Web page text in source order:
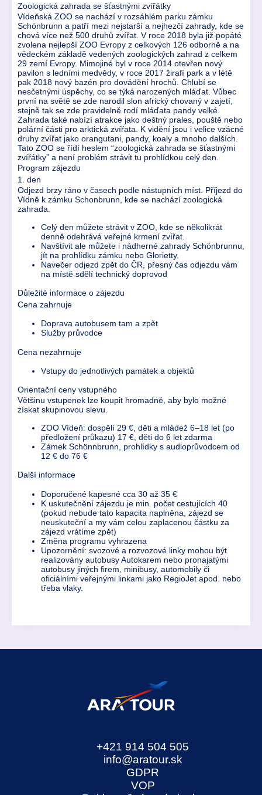
Zoologická zahrada se šťastnými zvířátky
Vídeňská ZOO se nachází v rozsáhlém parku zámku
Schönbrunn a patří mezi nejstarší a nejhezčí zahrady, kde se
chová více než 500 druhů zvířat. V roce 2018 byla již popáté
zvolena nejlepší ZOO Evropy z celkových 126 odborně a na
vědeckém základě vedených zoologických zahrad z celkem
29 zemí Evropy. Mimojiné byl v roce 2014 otevřen nový
pavilon s ledními medvědy, v roce 2017 žirafí park a v létě
pak 2018 nový bazén pro dovádění hrochů. Chlubí se
nesčetnými úspěchy, co se týká narozených mláďat. Vůbec
první na světě se zde narodil slon africký chovaný v zajetí,
stejně tak se zde pravidelně rodí mláďata pandy velké.
Zahrada také nabízí atrakce jako deštný prales, pouště nebo
polární části pro arktická zvířata. K vidění jsou i velice vzácné
druhy zvířat jako orangutani, pandy, koaly a mnoho dalších.
Tato ZOO se řídí heslem “zoologická zahrada se šťastnými
zvířátky” a není problém strávit tu prohlídkou celý den.
Program zájezdu
1. den
Odjezd brzy ráno v časech podle nástupních míst. Příjezd do
Vídně k zámku Schonbrunn, kde se nachází zoologická
zahrada.
Celý den můžete strávit v ZOO, kde se několikrát
denně odehrává veřejné krmení zvířat.
Navštívit ale můžete i nádherné zahrady Schönbrunnu,
jít na prohlídku zámku nebo Glorietty.
Navečer odjezd zpět do ČR, přesný čas odjezdu vám
na místě sdělí technický doprovod
Důležité informace o zájezdu
Cena zahrnuje
Doprava autobusem tam a zpět
Služby průvodce
Cena nezahrnuje
Vstupy do jednotlivých památek a objektů
Orientační ceny vstupného
Většinu vstupenek lze koupit hromadně, aby bylo možné
získat skupinovou slevu.
ZOO Vídeň: dospělí 29 €, děti a mládež 6–18 let (po
předložení průkazu) 17 €, děti do 6 let zdarma
Zámek Schönnbrunn, prohlídky s audioprůvodcem od
12 € do 76 €
Další informace
Doporučené kapesné cca 30 až 35 €
K uskutečnění zájezdu je min. počet cestujících 40
(pokud nebude tato kapacita naplněna, zájezd se
neuskuteční a my vám celou zaplacenou částku za
zájezd vrátíme zpět)
Změna programu vyhrazena
Upozornění: svozové a rozvozové linky mohou být
realizovány autobusy Autokarem nebo pronajatými
autobusy jiných firem, minibusy, automobily či
oficiálními veřejnými linkami jako RegioJet apod. nebo
třeba vlaky.
+421 914 504 505
info@aratour.sk
GDPR
VOP